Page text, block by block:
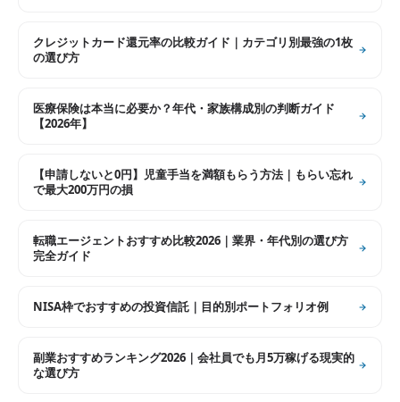
クレジットカード還元率の比較ガイド｜カテゴリ別最強の1枚
の選び方
医療保険は本当に必要か？年代・家族構成別の判断ガイド
【2026年】
【申請しないと0円】児童手当を満額もらう方法｜もらい忘れ
で最大200万円の損
転職エージェントおすすめ比較2026｜業界・年代別の選び方
完全ガイド
NISA枠でおすすめの投資信託｜目的別ポートフォリオ例
副業おすすめランキング2026｜会社員でも月5万稼げる現実的
な選び方